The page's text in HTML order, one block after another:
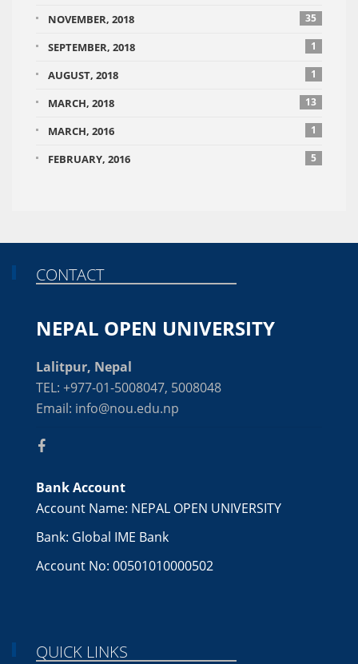
NOVEMBER, 2018 35
SEPTEMBER, 2018 1
AUGUST, 2018 1
MARCH, 2018 13
MARCH, 2016 1
FEBRUARY, 2016 5
CONTACT
NEPAL OPEN UNIVERSITY
Lalitpur, Nepal
TEL: +977-01-5008047, 5008048
Email: info@nou.edu.np
Bank Account
Account Name: NEPAL OPEN UNIVERSITY
Bank: Global IME Bank
Account No: 00501010000502
QUICK LINKS